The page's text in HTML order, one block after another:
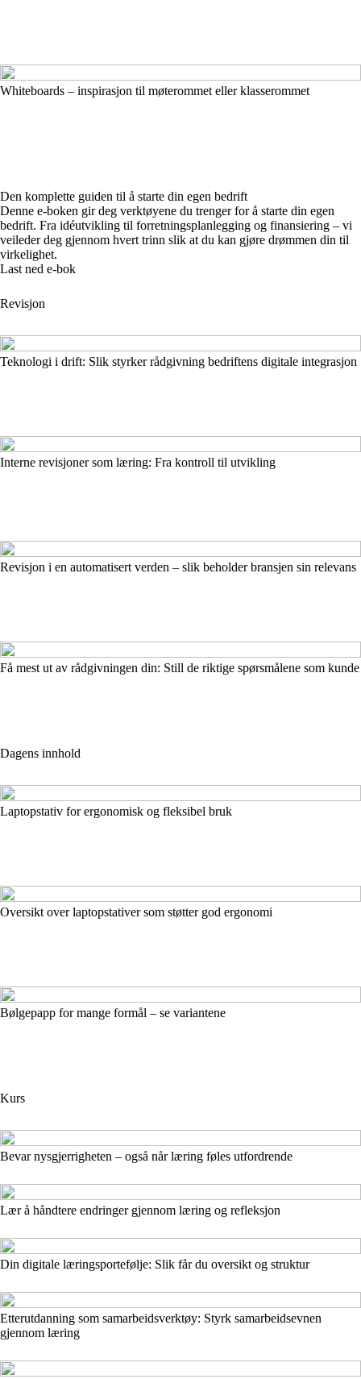
Whiteboards – inspirasjon til møterommet eller klasserommet
Den komplette guiden til å starte din egen bedrift
Denne e-boken gir deg verktøyene du trenger for å starte din egen
bedrift. Fra idéutvikling til forretningsplanlegging og finansiering – vi
veileder deg gjennom hvert trinn slik at du kan gjøre drømmen din til
virkelighet.
Last ned e-bok
Revisjon
Teknologi i drift: Slik styrker rådgivning bedriftens digitale integrasjon
Interne revisjoner som læring: Fra kontroll til utvikling
Revisjon i en automatisert verden – slik beholder bransjen sin relevans
Få mest ut av rådgivningen din: Still de riktige spørsmålene som kunde
Dagens innhold
Laptopstativ for ergonomisk og fleksibel bruk
Oversikt over laptopstativer som støtter god ergonomi
Bølgepapp for mange formål – se variantene
Kurs
Bevar nysgjerrigheten – også når læring føles utfordrende
Lær å håndtere endringer gjennom læring og refleksjon
Din digitale læringsportefølje: Slik får du oversikt og struktur
Etterutdanning som samarbeidsverktøy: Styrk samarbeidsevnen
gjennom læring